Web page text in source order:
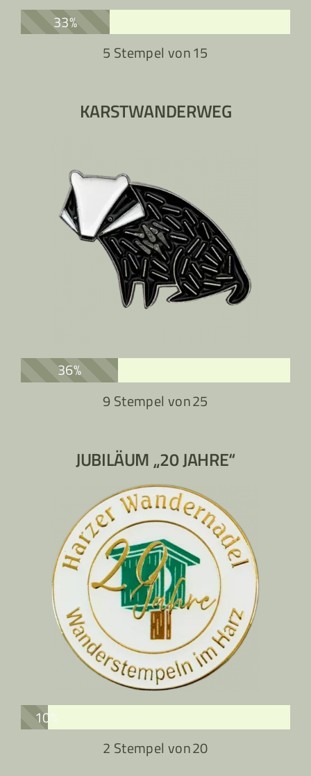
33%
5 Stempel von15
KARSTWANDERWEG
36%
9 Stempel von25
JUBILÄUM „20 JAHRE“
10%
2 Stempel von20